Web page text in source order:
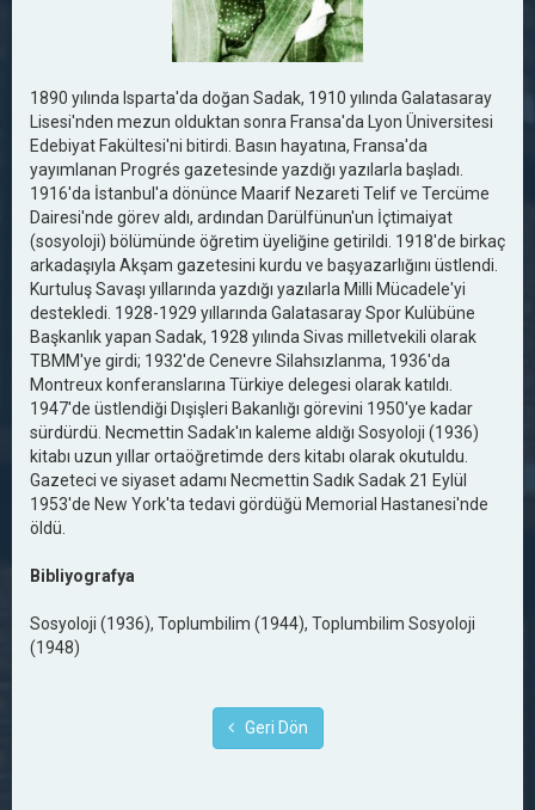
1890 yılında Isparta'da doğan Sadak, 1910 yılında Galatasaray
Lisesi'nden mezun olduktan sonra Fransa'da Lyon Üniversitesi
Edebiyat Fakültesi'ni bitirdi. Basın hayatına, Fransa'da
yayımlanan Progrés gazetesinde yazdığı yazılarla başladı.
1916'da İstanbul'a dönünce Maarif Nezareti Telif ve Tercüme
Dairesi'nde görev aldı, ardından Darülfünun'un İçtimaiyat
(sosyoloji) bölümünde öğretim üyeliğine getirildi. 1918'de birkaç
arkadaşıyla Akşam gazetesini kurdu ve başyazarlığını üstlendi.
Kurtuluş Savaşı yıllarında yazdığı yazılarla Milli Mücadele'yi
destekledi. 1928-1929 yıllarında Galatasaray Spor Kulübüne
Başkanlık yapan Sadak, 1928 yılında Sivas milletvekili olarak
TBMM'ye girdi; 1932'de Cenevre Silahsızlanma, 1936'da
Montreux konferanslarına Türkiye delegesi olarak katıldı.
1947'de üstlendiği Dışişleri Bakanlığı görevini 1950'ye kadar
sürdürdü. Necmettin Sadak'ın kaleme aldığı Sosyoloji (1936)
kitabı uzun yıllar ortaöğretimde ders kitabı olarak okutuldu.
Gazeteci ve siyaset adamı Necmettin Sadık Sadak 21 Eylül
1953'de New York'ta tedavi gördüğü Memorial Hastanesi'nde
öldü.
Bibliyografya
Sosyoloji (1936), Toplumbilim (1944), Toplumbilim Sosyoloji
(1948)
Geri Dön